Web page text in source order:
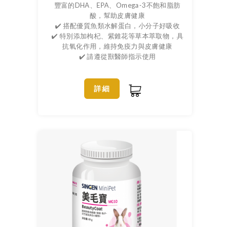
豐富的DHA、EPA、Omega-3不飽和脂肪
酸，幫助皮膚健康
✔️ 搭配優質魚類水解蛋白，小分子好吸收
✔️ 特別添加枸杞、紫錐花等草本萃取物，具
抗氧化作用，維持免疫力與皮膚健康
✔️ 請遵從獸醫師指示使用
詳細